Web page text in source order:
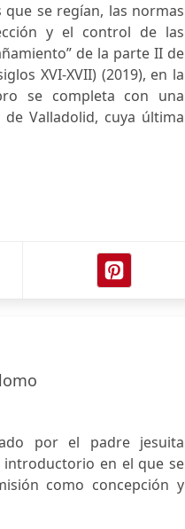
se regían, las normas
y el control de las
de la parte II de
XVI-XVII) (2019), en la
se completa con una
Valladolid, cuya última
por el padre jesuita
introductorio en el que se
como concepción y